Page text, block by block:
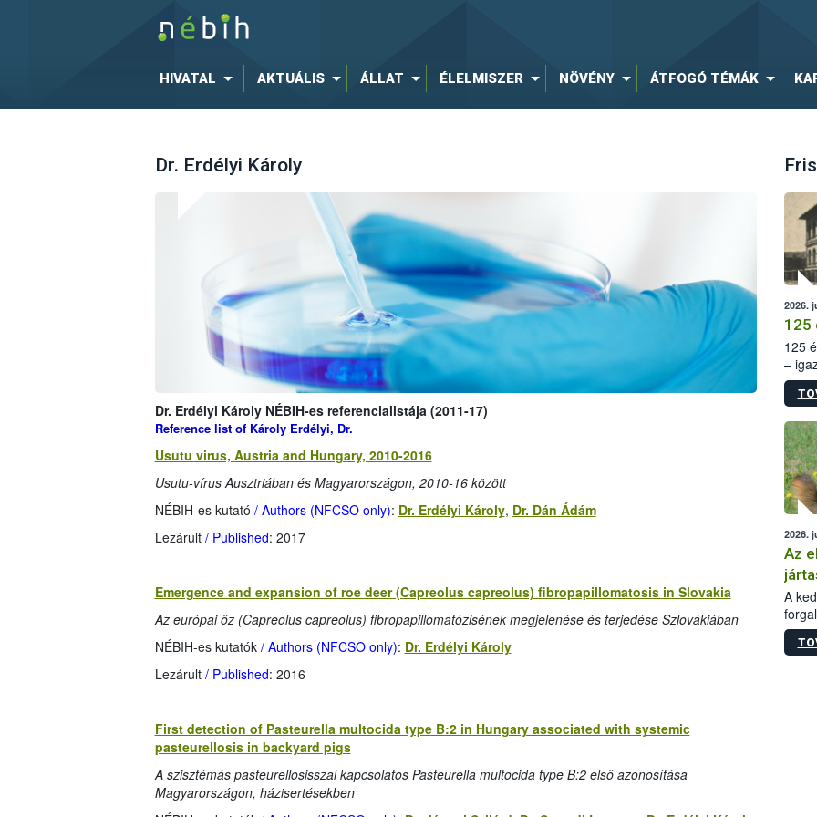
HIVATAL AKTUÁLIS ÁLLAT ÉLELMISZER NÖVÉNY ÁTFOGÓ TÉMÁK
Dr. Erdélyi Károly
Dr. Erdélyi Károly NÉBIH-es referencialistája (2011-17)
Reference list of Károly Erdélyi, Dr.
Usutu virus, Austria and Hungary, 2010-2016
Usutu-vírus Ausztriában és Magyarországon, 2010-16 között
NÉBIH-es kutató / Authors (NFCSO only): Dr. Erdélyi Károly, Dr. Dán Ádám
Lezárult/ Published: 2017
Emergence and expansion of roe deer (Capreolus capreolus) fibropapillomatosis in Slovakia
Az európai őz (Capreolus capreolus) fibropapillomatózisének megjelenése és terjedése Szlovákiában
NÉBIH-es kutatók / Authors (NFCSO only): Dr. Erdélyi Károly
Lezárult/ Published: 2016
First detection of Pasteurella multocida type B:2 in Hungary associated with systemic
pasteurellosis in backyard pigs
A szisztémás pasteurellosisszal kapcsolatos Pasteurella multocida type B:2 első azonosítása
Magyarországon, házisertésekben
2026.
125
125
–
15.
2026.
Az
A